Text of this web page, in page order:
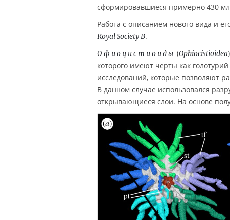
сформировавшиеся примерно 430
Работа с описанием нового вида и
Royal Society B.
Офиоцистиоиды (Ophiocistioidea
которого имеют черты как голотурий
исследований, которые позволяют
В данном случае использовался
открывающиеся слои. На основе